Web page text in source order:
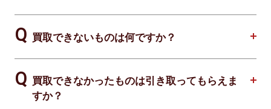
買取できないものは何ですか？
買取できなかったものは引き取ってもらえま
すか？